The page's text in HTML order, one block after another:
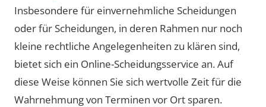
Insbesondere für einvernehmliche Scheidungen
oder für Scheidungen, in deren Rahmen nur noch
kleine rechtliche Angelegenheiten zu klären sind,
bietet sich ein Online-Scheidungsservice an. Auf
diese Weise können Sie sich wertvolle Zeit für die
Wahrnehmung von Terminen vor Ort sparen.